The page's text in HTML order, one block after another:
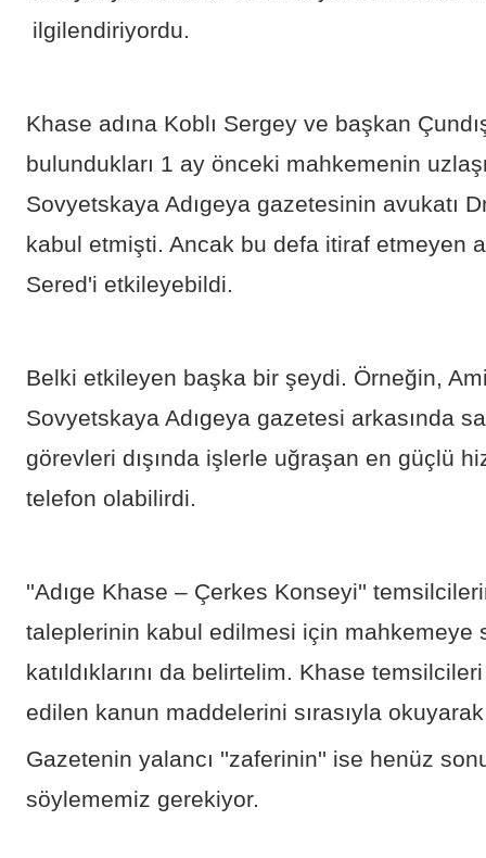
ilgilendiriyordu.
Khase adına Koblı Sergey ve başkan
bulundukları 1 ay önceki mahkemenin
Sovyetskaya Adıgeya gazetesinin avukatı
kabul etmişti. Ancak bu defa itiraf etmeyen
Sered'i etkileyebildi.
Belki etkileyen başka bir şeydi. Örneğin,
Sovyetskaya Adıgeya gazetesi arkasında
görevleri dışında işlerle uğraşan en güçlü
telefon olabilirdi.
''Adıge Khase – Çerkes Konseyi''
taleplerinin kabul edilmesi için mahkemeye
katıldıklarını da belirtelim. Khase
edilen kanun maddelerini sırasıyla
Gazetenin yalancı ''zaferinin'' ise henüz
söylememiz gerekiyor.